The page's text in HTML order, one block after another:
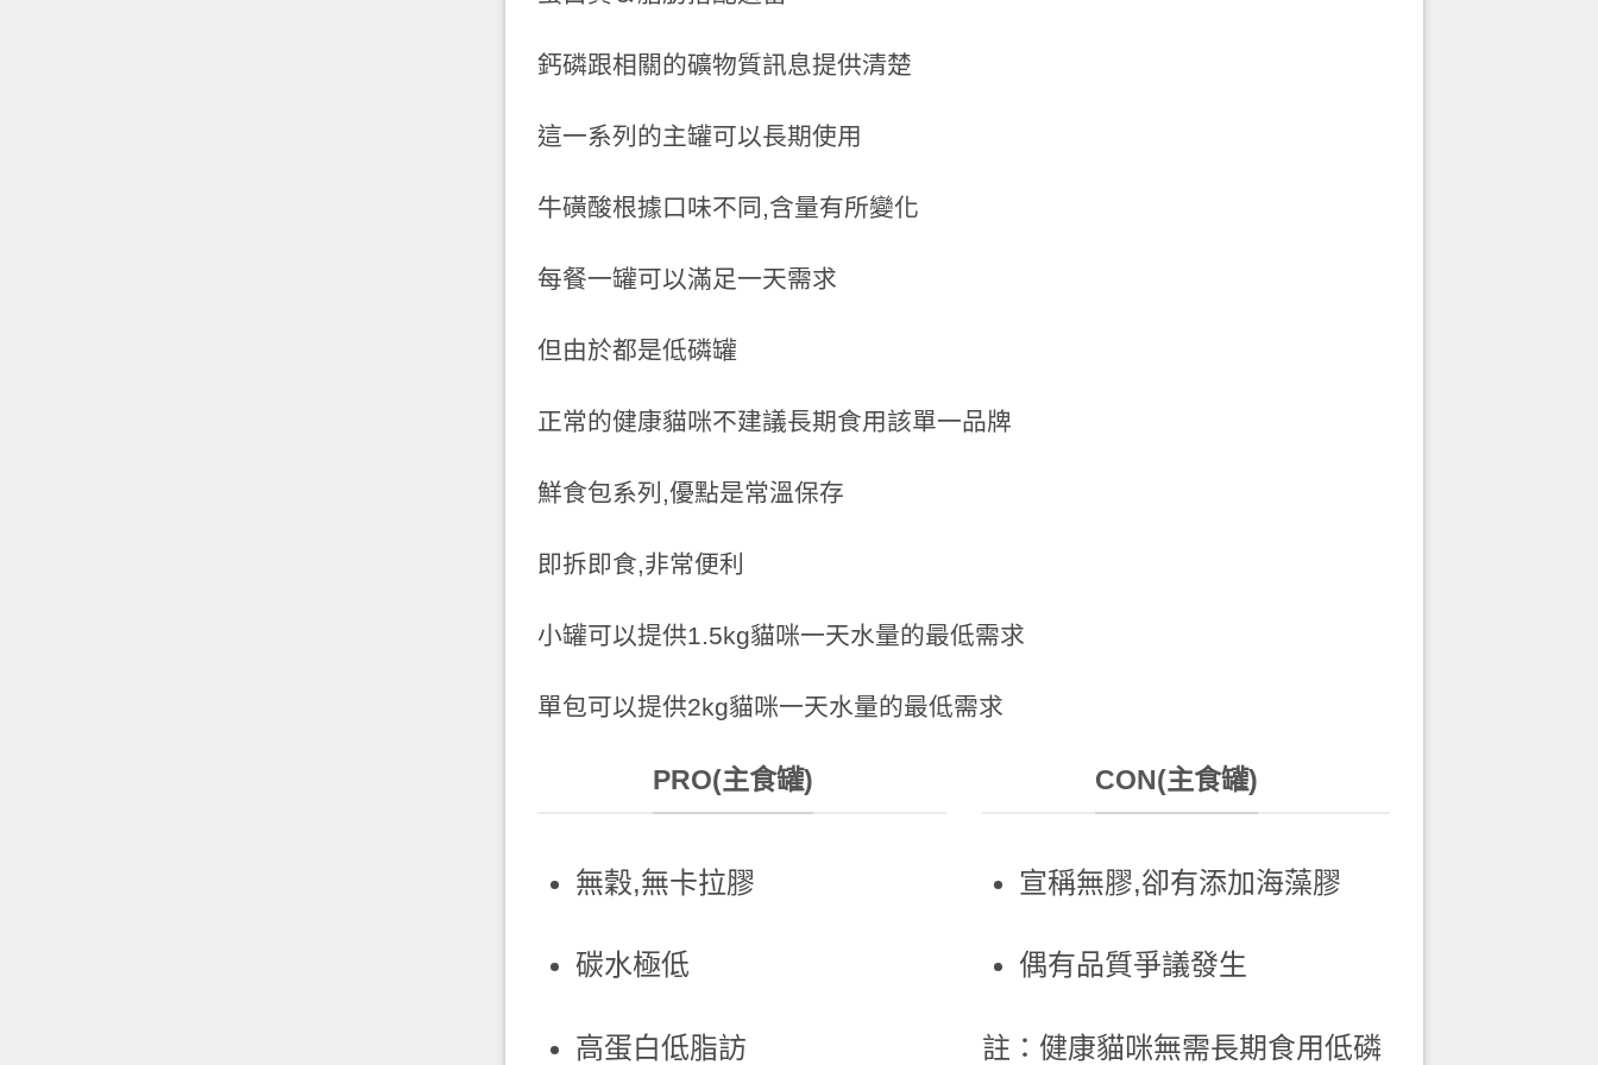
鈣磷跟相關的礦物質訊息提供清楚
這一系列的主罐可以長期使用
牛磺酸根據口味不同,含量有所變化
每餐一罐可以滿足一天需求
但由於都是低磷罐
正常的健康貓咪不建議長期食用該單一品牌
鮮食包系列,優點是常溫保存
即拆即食,非常便利
小罐可以提供1.5kg貓咪一天水量的最低需求
單包可以提供2kg貓咪一天水量的最低需求
PRO(主食罐)
無穀,無卡拉膠
碳水極低
高蛋白低脂訪
CON(主食罐)
宣稱無膠,卻有添加海藻膠
偶有品質爭議發生
註：健康貓咪無需長期食用低磷